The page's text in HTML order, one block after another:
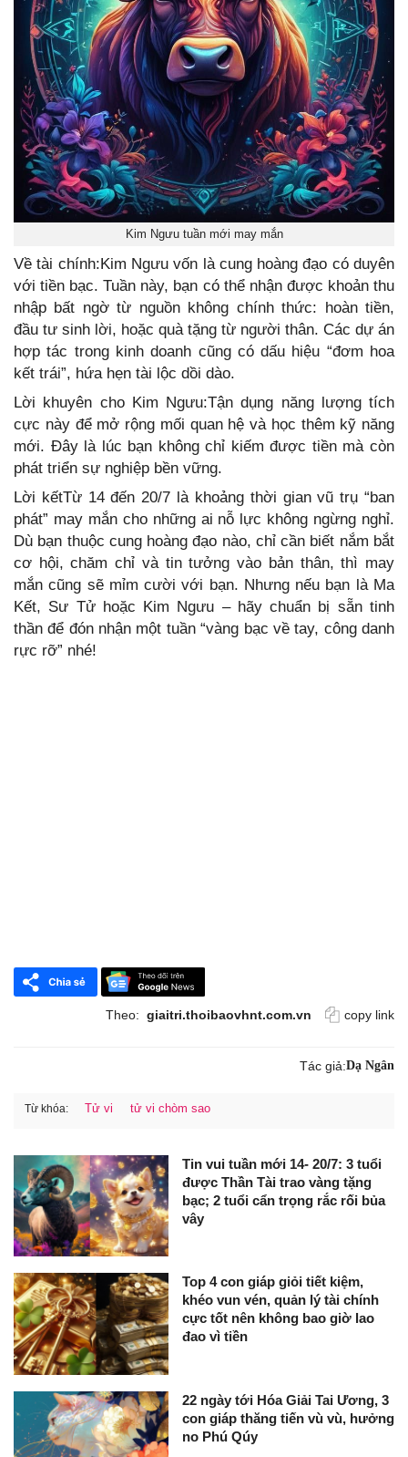
Kim Ngưu tuần mới may mắn
Về tài chính:Kim Ngưu vốn là cung hoàng đạo có duyên
với tiền bạc. Tuần này, bạn có thể nhận được khoản thu
nhập bất ngờ từ nguồn không chính thức: hoàn tiền,
đầu tư sinh lời, hoặc quà tặng từ người thân. Các dự án
hợp tác trong kinh doanh cũng có dấu hiệu “đơm hoa
kết trái”, hứa hẹn tài lộc dồi dào.
Lời khuyên cho Kim Ngưu:Tận dụng năng lượng tích
cực này để mở rộng mối quan hệ và học thêm kỹ năng
mới. Đây là lúc bạn không chỉ kiếm được tiền mà còn
phát triển sự nghiệp bền vững.
Lời kếtTừ 14 đến 20/7 là khoảng thời gian vũ trụ “ban
phát” may mắn cho những ai nỗ lực không ngừng nghỉ.
Dù bạn thuộc cung hoàng đạo nào, chỉ cần biết nắm bắt
cơ hội, chăm chỉ và tin tưởng vào bản thân, thì may
mắn cũng sẽ mỉm cười với bạn. Nhưng nếu bạn là Ma
Kết, Sư Tử hoặc Kim Ngưu – hãy chuẩn bị sẵn tinh
thần để đón nhận một tuần “vàng bạc về tay, công danh
rực rỡ” nhé!
Theo: giaitri.thoibaovhnt.com.vn copy link
Tác giả:Dạ Ngân
Từ khóa: Tử vi tử vi chòm sao
Tin vui tuần mới 14- 20/7: 3 tuổi
được Thần Tài trao vàng tặng
bạc; 2 tuổi cẩn trọng rắc rối bủa
vây
Top 4 con giáp giỏi tiết kiệm,
khéo vun vén, quản lý tài chính
cực tốt nên không bao giờ lao
đao vì tiền
22 ngày tới Hóa Giải Tai Ương, 3
con giáp thăng tiến vù vù, hưởng
no Phú Qúy